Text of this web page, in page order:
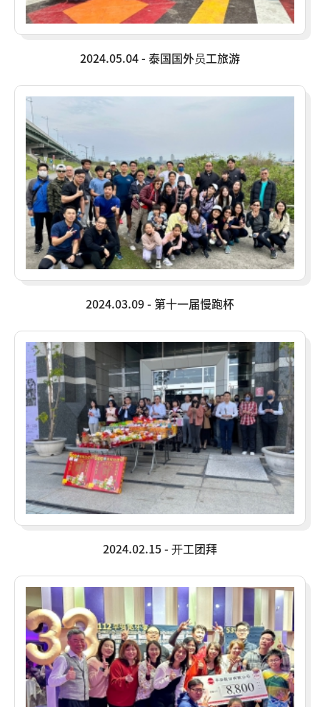
2024.05.04 - 泰国国外员工旅游
2024.03.09 - 第十一届慢跑杯
2024.02.15 - 开工团拜